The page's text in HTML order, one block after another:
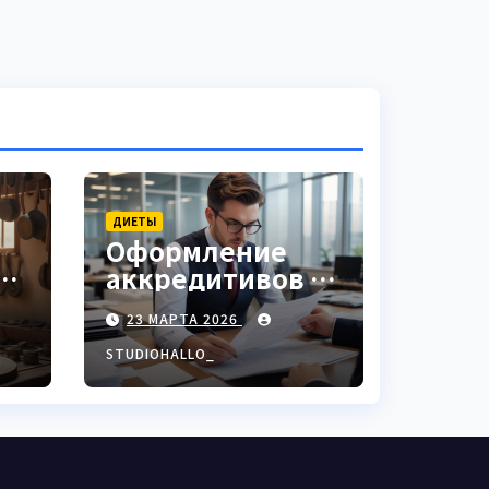
ДИЕТЫ
Оформление
аккредитивов в
международной
торговле
23 МАРТА 2026
STUDIOHALLO_